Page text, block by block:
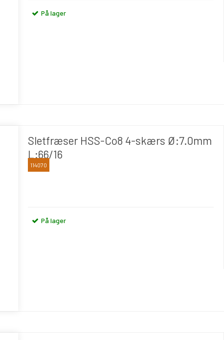
På lager
Sletfræser HSS-Co8 4-skærs Ø:7.0mm
L:66/16
OSAWA
114070
På lager